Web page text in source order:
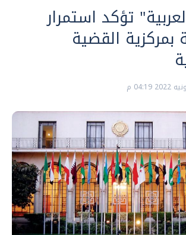
تؤكد استمرار
بمركزية القضية